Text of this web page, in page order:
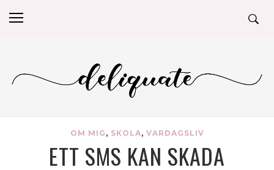
OM MIG , SKOLA, VARDAGSLIV
ETT SMS KAN SKADA